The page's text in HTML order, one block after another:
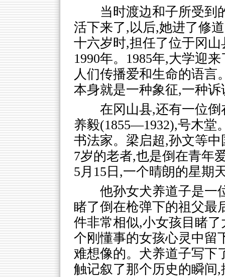
当时渡边和子所受到
活下来了,以后,她进了修
十六岁时,担任了位于冈
1990年。1985年,大学迎
人们传播爱和生命的语言
本身就是一种象征,一种诉
在冈山县,还有一位
养毅(1855―1932),号木堂
书法家。梁启超,孙文等
7岁的老者,也是倒在青年
5月15日,一个晴朗的星期
他孙女犬养道子是一
睹了倒在枪弹下的祖父最
件非常相似,小女孩目睹
个刚懂事的女孩心灵中留
难想像的。犬养道子写下
触记叙了那个历史的瞬间